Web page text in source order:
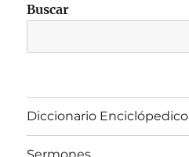
Buscar
Diccionario Enciclópedico